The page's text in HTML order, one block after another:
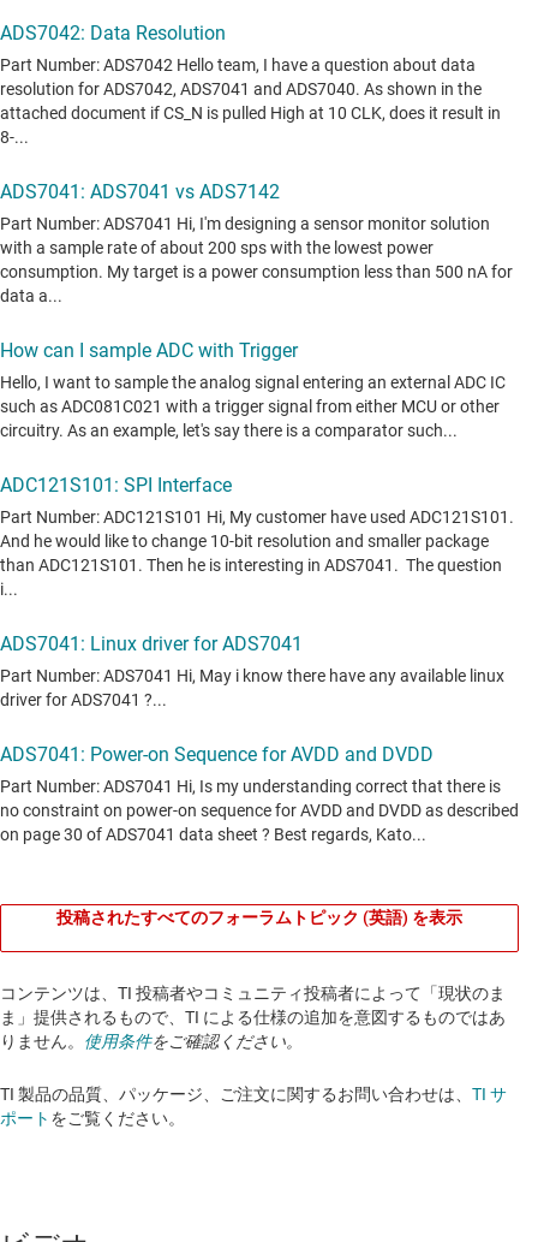
投稿されたすべてのフォーラムトピック (英語) を表示
コンテンツは、TI 投稿者やコミュニティ投稿者によって「現状のま
ま」提供されるもので、TI による仕様の追加を意図するものではあ
りません。 使用条件をご確認ください。
TI 製品の品質、パッケージ、ご注文に関するお問い合わせは、 TI サ
ポート をご覧ください。​​​​​​​​​​​​​​